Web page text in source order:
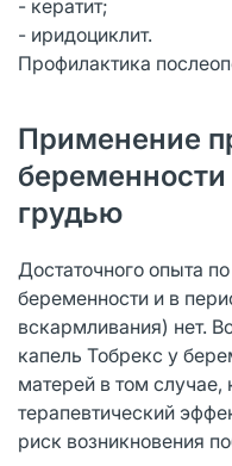
- кератит;
- иридоциклит.
Профилактика
Применение
грудью
Достаточного опыта
беременности и в
вскармливания) нет.
капель Тобрекс у
матерей в том
терапевтический
риск возникновения